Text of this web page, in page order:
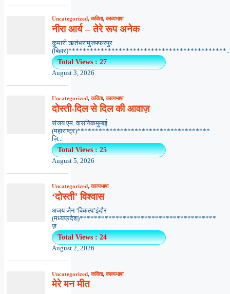
Uncategorized,कविता,काव्यभाषा
नीरा आर्य – तेरे रूप अनेक
कुमारी ऋतंभरामुजफ्फरपुर
Total Views : 27
August 3, 2026
Uncategorized,कविता,काव्यभाषा
दोस्ती-दिल से दिल की आवाज़
संजय एम. वासनिकमुम्बई
(महाराष्ट्र)*************************************
ज़ि...
Total Views : 25
August 5, 2026
Uncategorized,काव्यभाषा
‘दोस्ती’ विश्वास
अजय जैन ‘विकल्प’इंदौर
(मध्यप्रदेश)**************************************
ज़...
Total Views : 24
August 2, 2026
Uncategorized,कविता,काव्यभाषा
मेरे मन मीत